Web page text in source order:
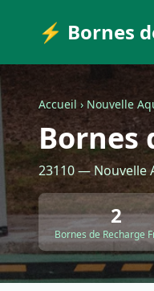
⚡ Bornes
Accueil › Nouvelle
Bornes
23110 — Nouvelle
2
Bornes de Recharge